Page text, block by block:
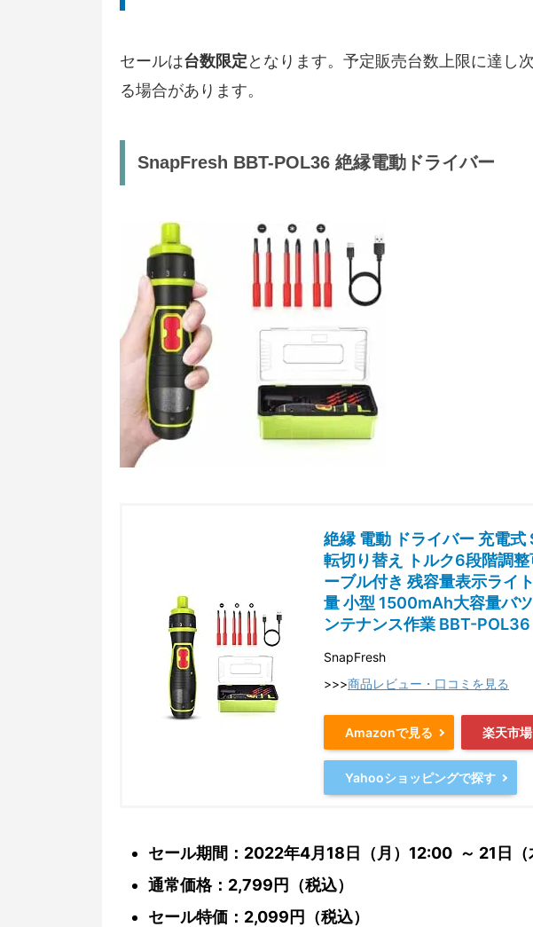
セールは台数限定となります。予定販売台数上限に達し
る場合があります。
SnapFresh BBT-POL36 絶縁電動ドライバー
絶縁 電動 ドライバー 充電
転切り替え トルク6段階調
ーブル付き 残容量表示ライ
量 小型 1500mAh大容量バ
ンテナンス作業 BBT-POL36
SnapFresh
>>>商品レビュー・口コミを見る
Amazonで見る 楽天市
Yahooショッピングで探す
セール期間：2022年4月18日（月）12:00 ～ 21日
通常価格：2,799円（税込）
セール特価：2,099円（税込）